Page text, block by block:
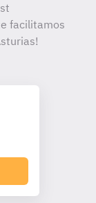
facilitamos